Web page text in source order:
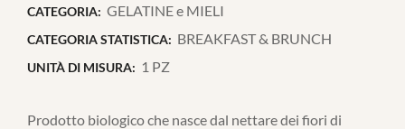
CATEGORIA: GELATINE e MIELI
CATEGORIA STATISTICA: BREAKFAST & BRUNCH
UNITÀ DI MISURA: 1 PZ
Prodotto biologico che nasce dal nettare dei fiori di